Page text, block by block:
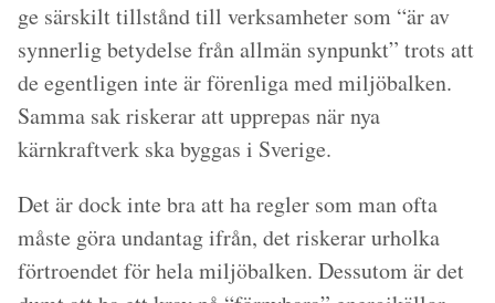
ge särskilt tillstånd till verksamheter som “är av
synnerlig betydelse från allmän synpunkt” trots att
de egentligen inte är förenliga med miljöbalken.
Samma sak riskerar att upprepas när nya
kärnkraftverk ska byggas i Sverige.
Det är dock inte bra att ha regler som man ofta
måste göra undantag ifrån, det riskerar urholka
förtroendet för hela miljöbalken. Dessutom är det